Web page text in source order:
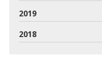
2019
2018